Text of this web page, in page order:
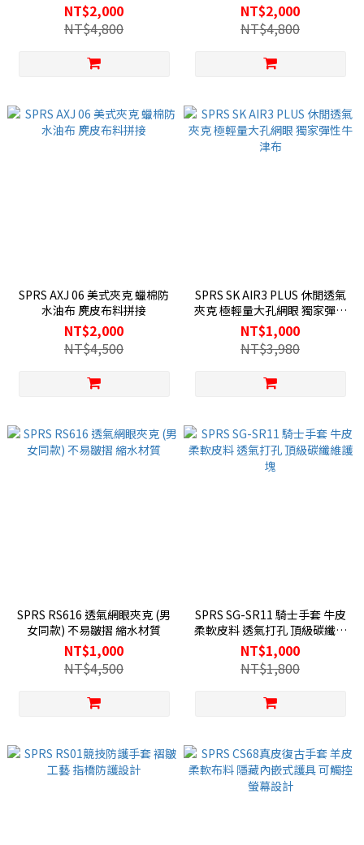
NT$2,000
NT$4,800
NT$2,000
NT$4,800
SPRS AXJ 06 美式夾克 蠟棉防
水油布 麂皮布料拼接
NT$2,000
NT$4,500
SPRS SK AIR3 PLUS 休閒透氣
夾克 極輕量大孔網眼 獨家彈性
牛津布
NT$1,000
NT$3,980
SPRS RS616 透氣網眼夾克 (男
女同款) 不易皺摺 縮水材質
NT$1,000
NT$4,500
SPRS SG-SR11 騎士手套 牛皮
柔軟皮料 透氣打孔 頂級碳纖維
護塊
NT$1,000
NT$1,800